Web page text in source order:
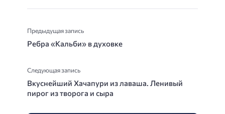
Предыдущая запись
Ребра «Кальби» в духовке
Следующая запись
Вкуснейший Хачапури из лаваша. Ленивый
пирог из творога и сыра